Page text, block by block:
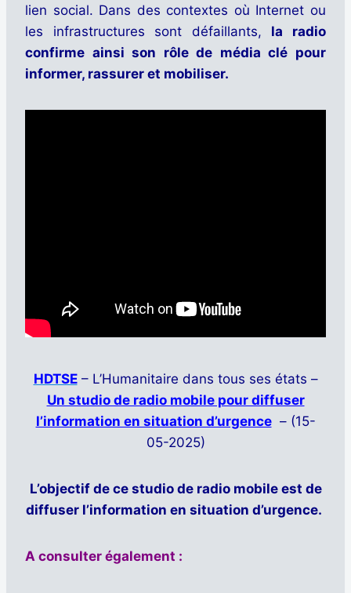
lien social. Dans des contextes où Internet ou
les infrastructures sont défaillants, la radio
confirme ainsi son rôle de média clé pour
informer, rassurer et mobiliser.
HDTSE– L’Humanitaire dans tous ses états –
Un studio de radio mobile pour diffuser
l’information en situation d’urgence– (15-
05-2025)
L’objectif de ce studio de radio mobile est de
diffuser l’information en situation d’urgence.
A consulter également :